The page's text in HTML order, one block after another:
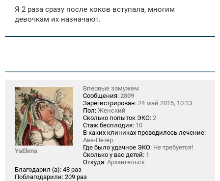
Я 2 раза сразу после коков вступала, многим
девочкам их назначают.
YaElena
Впервые замужем
Сообщения: 2809
Зарегистрирован: 24 май 2015, 10:13
Пол: Женский
Сколько попыток ЭКО: 2
Стаж бесплодия: 10
В каких клиниках проводилось лечение:
Ава-Петер
Где было удачное ЭКО: Не требуется!
Сколько у вас детей: 1
Откуда: Архангельск
Благодарил (а): 48 раз
Поблагодарили: 209 раз